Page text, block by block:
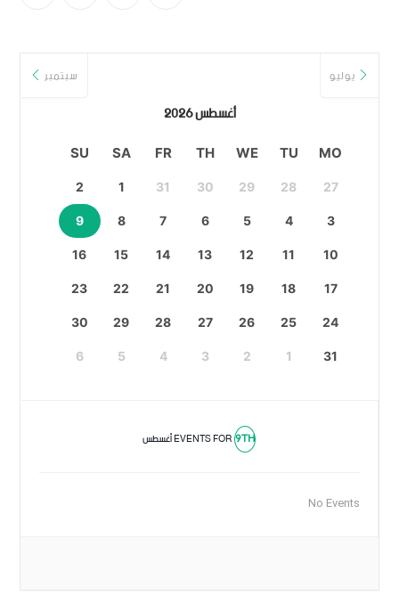
يوليو
أغسطس 2026
سبتمبر
MO
TU
WE
TH
FR
SA
SU
27
28
29
30
31
1
2
3
4
5
6
7
8
9
10
11
12
13
14
15
16
17
18
19
20
21
22
23
24
25
26
27
28
29
30
31
1
2
3
4
5
6
EVENTS FOR9TH أغسطس
No Events